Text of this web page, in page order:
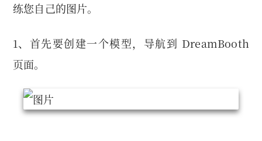
练您自己的图片。
1、首先要创建一个模型，导航到 DreamBooth
⻚面。